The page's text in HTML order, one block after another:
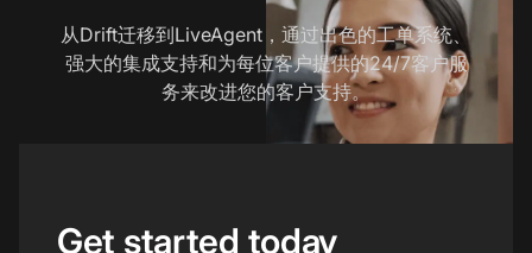
从Drift迁移到LiveAgent，通过出色的工单系统、
强大的集成支持和为每位客户提供的24/7客户服
务来改进您的客户支持。
Get started today